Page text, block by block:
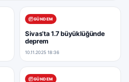
GÜNDEM
Sivas’ta 1.7 büyüklüğünde
deprem
10.11.2025 18:36
GÜNDEM